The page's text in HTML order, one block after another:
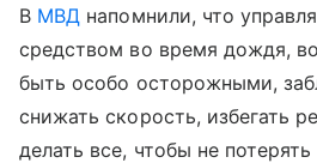
В МВД напомнили, что
средством во время дождя,
быть особо осторожными,
снижать скорость, избегать
делать все, чтобы не